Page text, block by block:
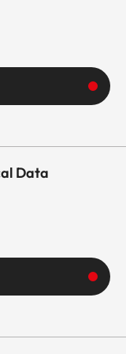
(1x USB
Data